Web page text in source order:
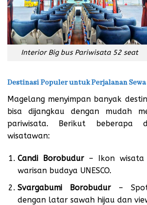
Interior Big bus Pariwisata 52 seat
Destinasi Populer untuk Perjalanan
Magelang menyimpan banyak
bisa dijangkau dengan mudah
pariwisata. Berikut beberapa
wisatawan:
Candi Borobudur– Ikon wisata
warisan budaya UNESCO.
Svargabumi Borobudur– Spot
dengan latar sawah hijau dan